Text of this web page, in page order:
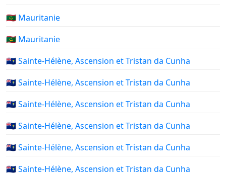
🇲🇷 Mauritanie
🇲🇷 Mauritanie
🇸🇭 Sainte-Hélène, Ascension et Tristan da Cunha
🇸🇭 Sainte-Hélène, Ascension et Tristan da Cunha
🇸🇭 Sainte-Hélène, Ascension et Tristan da Cunha
🇸🇭 Sainte-Hélène, Ascension et Tristan da Cunha
🇸🇭 Sainte-Hélène, Ascension et Tristan da Cunha
🇸🇭 Sainte-Hélène, Ascension et Tristan da Cunha